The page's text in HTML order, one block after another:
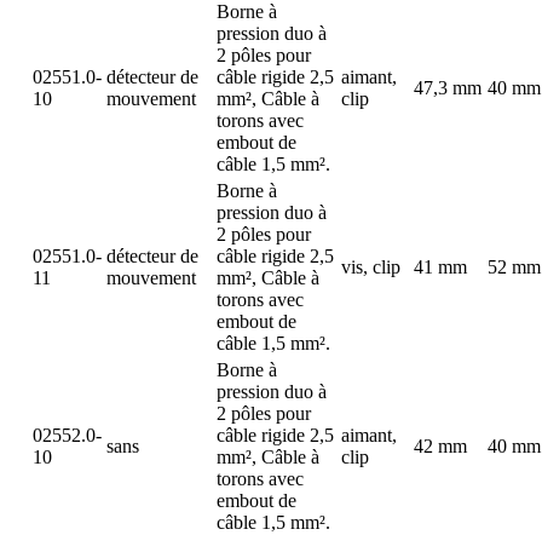
02551.0-
10
détecteur de
mouvement
Borne à
pression duo à
2 pôles pour
câble rigide 2,5
mm², Câble à
torons avec
embout de
câble 1,5 mm².
aimant,
clip
47,3 mm 40 mm
02551.0-
11
détecteur de
mouvement
Borne à
pression duo à
2 pôles pour
câble rigide 2,5
mm², Câble à
torons avec
embout de
câble 1,5 mm².
vis, clip 41 mm 52 mm
02552.0-
10
sans
Borne à
pression duo à
2 pôles pour
câble rigide 2,5
mm², Câble à
torons avec
embout de
câble 1,5 mm².
aimant,
clip
42 mm 40 mm